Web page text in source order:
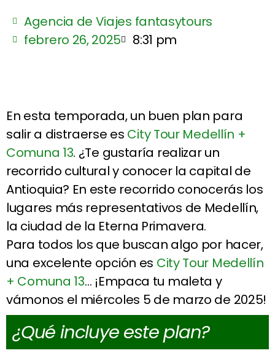
Agencia de Viajes fantasytours
febrero 26, 2025
8:31 pm
En esta temporada, un buen plan para
salir a distraerse es City Tour Medellín +
Comuna 13. ¿Te gustaría realizar un
recorrido cultural y conocer la capital de
Antioquia? En este recorrido conocerás los
lugares más representativos de Medellín,
la ciudad de la Eterna Primavera.
Para todos los que buscan algo por hacer,
una excelente opción es City Tour Medellín
+ Comuna 13… ¡Empaca tu maleta y
vámonos el miércoles 5 de marzo de 2025!
¿Qué incluye este plan?